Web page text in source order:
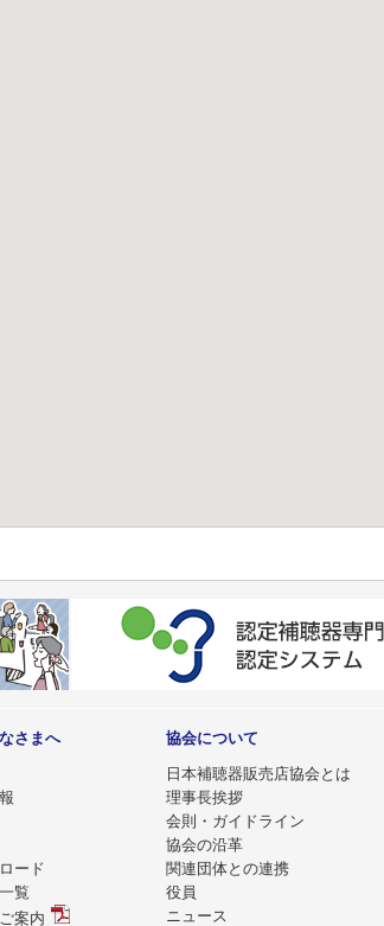
さまへ
ード
覧
案内
協会について
日本補聴器販売店協会とは
理事長挨拶
会則・ガイドライン
協会の沿革
関連団体との連携
役員
ニュース